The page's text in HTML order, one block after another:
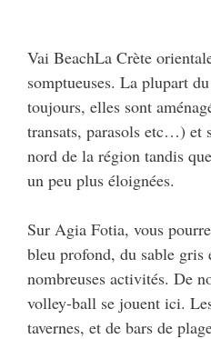
Vai BeachLa Crète
somptueuses. La plupart
toujours, elles sont
transats, parasols etc…) et
nord de la région tandis
un peu plus éloignées.
Sur Agia Fotia, vous
bleu profond, du sable gris
nombreuses activités. De
volley-ball se jouent ici.
tavernes, et de bars de